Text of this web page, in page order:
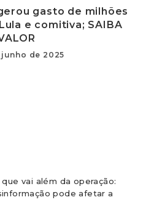
gasto de milhões
e comitiva; SAIBA
junho de 2025
vai além da operação:
pode afetar a